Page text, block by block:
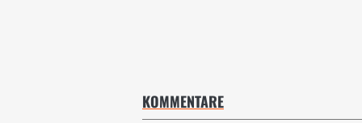
KOMMENTARE